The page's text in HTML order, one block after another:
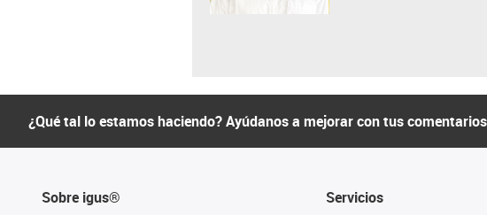
¿Qué tal lo estamos haciendo? Ayúdanos a mejorar con tus
Sobre igus® Servicios